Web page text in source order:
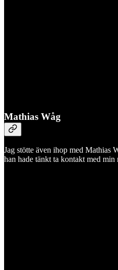
Mathias Wåg
Jag stötte även ihop med Mathias
han hade tänkt ta kontakt med min